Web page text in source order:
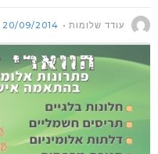
עודד שלומות 20/09/2014